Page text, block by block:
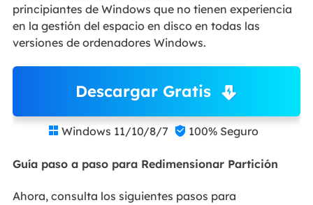
principiantes de Windows que no tienen experiencia
en la gestión del espacio en disco en todas las
versiones de ordenadores Windows.
Descargar Gratis
 Windows 11/10/8/7  100% Seguro
Guía paso a paso para Redimensionar Partición
Ahora, consulta los siguientes pasos para